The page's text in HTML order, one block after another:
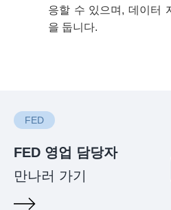
응할 수 있으며, 데이터
을 둡니다.
FED
FED 영업 담당자
만나러 가기